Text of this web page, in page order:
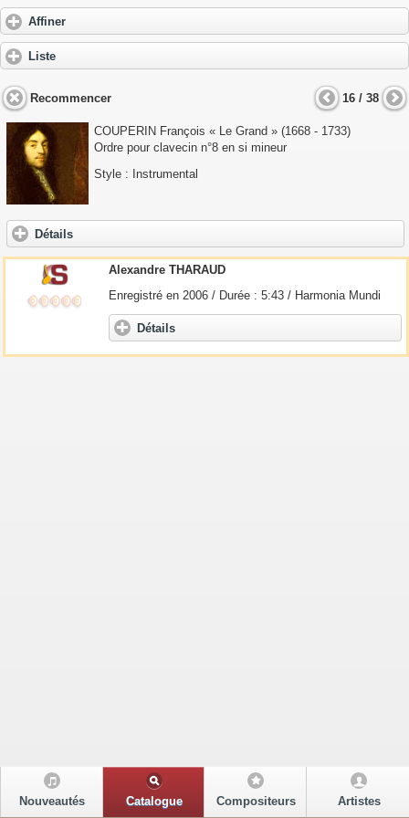
Affiner
Liste
Recommencer 16 / 38
COUPERIN François « Le Grand » (1668 - 1733)
Ordre pour clavecin n°8 en si mineur
Style : Instrumental
Détails
Alexandre THARAUD
Enregistré en 2006 / Durée : 5:43 / Harmonia Mundi
Détails
Nouveautés Catalogue Compositeurs Artistes